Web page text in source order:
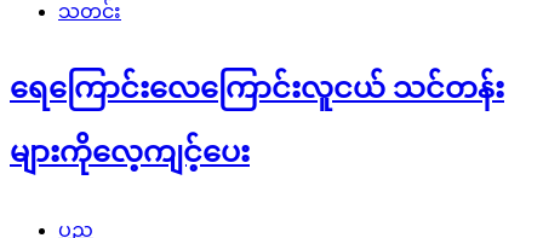
သတင်း
ရေကြောင်းလေကြောင်းလူငယ် သင်တန်း
များကိုလေ့ကျင့်ပေး
ပုည